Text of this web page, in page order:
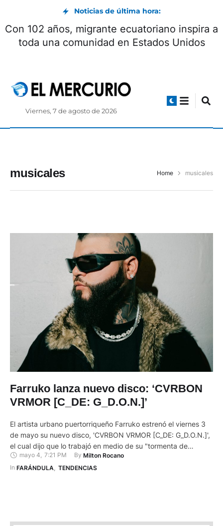
Noticias de última hora:
Con 102 años, migrante ecuatoriano inspira a
toda una comunidad en Estados Unidos
Viernes, 7 de agosto de 2026
musicales Home musicales
Farruko lanza nuevo disco: ‘CVRBON
VRMOR [C_DE: G_D.O.N.]’
El artista urbano puertorriqueño Farruko estrenó el viernes 3
de mayo su nuevo disco, 'CVRBON VRMOR [C_DE: G_D.O.N.]',
el cual dijo que lo trabajó en medio de su "tormenta de
especulación" sobre su carrera y su conversión al
cristianismo. "Este proyecto es un trabajo que lleva dos años,
mayo 4, 7:21 PM By Milton Rocano
In FARÁNDULA TENDENCIAS